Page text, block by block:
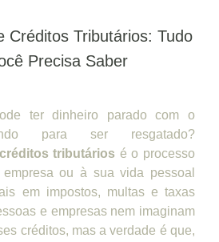
Créditos Tributários: Tudo
Precisa Saber
ter dinheiro parado com o
para ser resgatado?
tributários é o processo
ou à sua vida pessoal
em impostos, multas e taxas
e empresas nem imaginam
créditos, mas a verdade é que,